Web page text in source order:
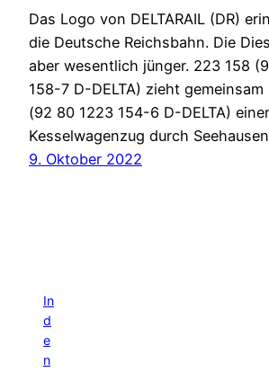
Das Logo von DELTARAIL (DR)
die Deutsche Reichsbahn. Die
aber wesentlich jünger. 223 158
158-7 D-DELTA) zieht
(92 80 1223 154-6 D-DELTA)
Kesselwagenzug durch
9. Oktober 2022
In
d
e
n